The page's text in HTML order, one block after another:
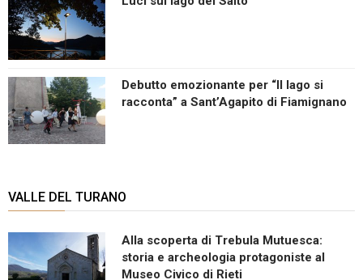
Debutto emozionante per “Il lago si
racconta” a Sant’Agapito di Fiamignano
VALLE DEL TURANO
Alla scoperta di Trebula Mutuesca:
storia e archeologia protagoniste al
Museo Civico di Rieti